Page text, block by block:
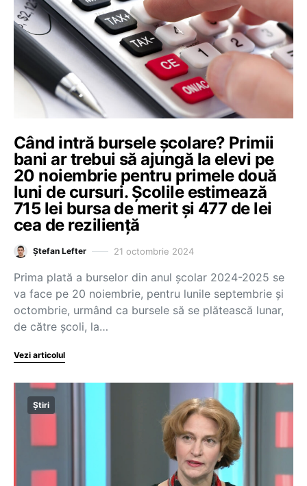
Când intră bursele școlare? Primii
bani ar trebui să ajungă la elevi pe
20 noiembrie pentru primele două
luni de cursuri. Școlile estimează
715 lei bursa de merit și 477 de lei
cea de reziliență
Ștefan Lefter 21 octombrie 2024
Prima plată a burselor din anul școlar 2024-2025 se
va face pe 20 noiembrie, pentru lunile septembrie și
octombrie, urmând ca bursele să se plătească lunar,
de către școli, la…
Vezi articolul
Știri